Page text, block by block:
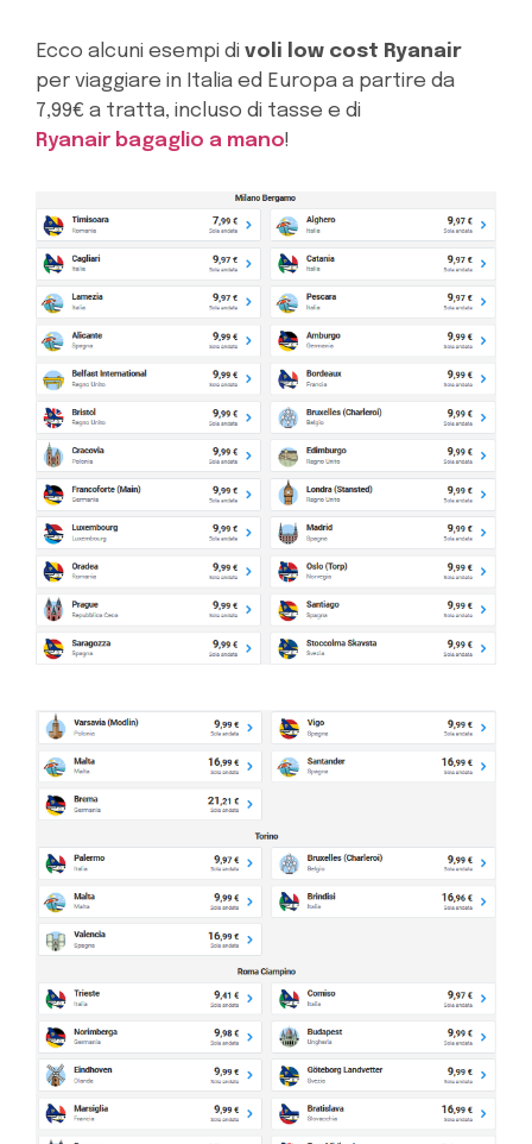
Ecco alcuni esempi di voli low cost Ryanair
per viaggiare in Italia ed Europa a partire da
7,99€ a tratta, incluso di tasse e di
Ryanair bagaglio a mano!